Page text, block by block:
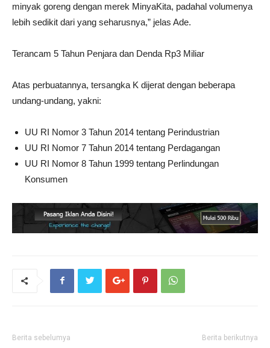
minyak goreng dengan merek MinyaKita, padahal volumenya
lebih sedikit dari yang seharusnya,” jelas Ade.
Terancam 5 Tahun Penjara dan Denda Rp3 Miliar
Atas perbuatannya, tersangka K dijerat dengan beberapa
undang-undang, yakni:
UU RI Nomor 3 Tahun 2014 tentang Perindustrian
UU RI Nomor 7 Tahun 2014 tentang Perdagangan
UU RI Nomor 8 Tahun 1999 tentang Perlindungan
Konsumen
Berita sebelumya Berita berikutnya